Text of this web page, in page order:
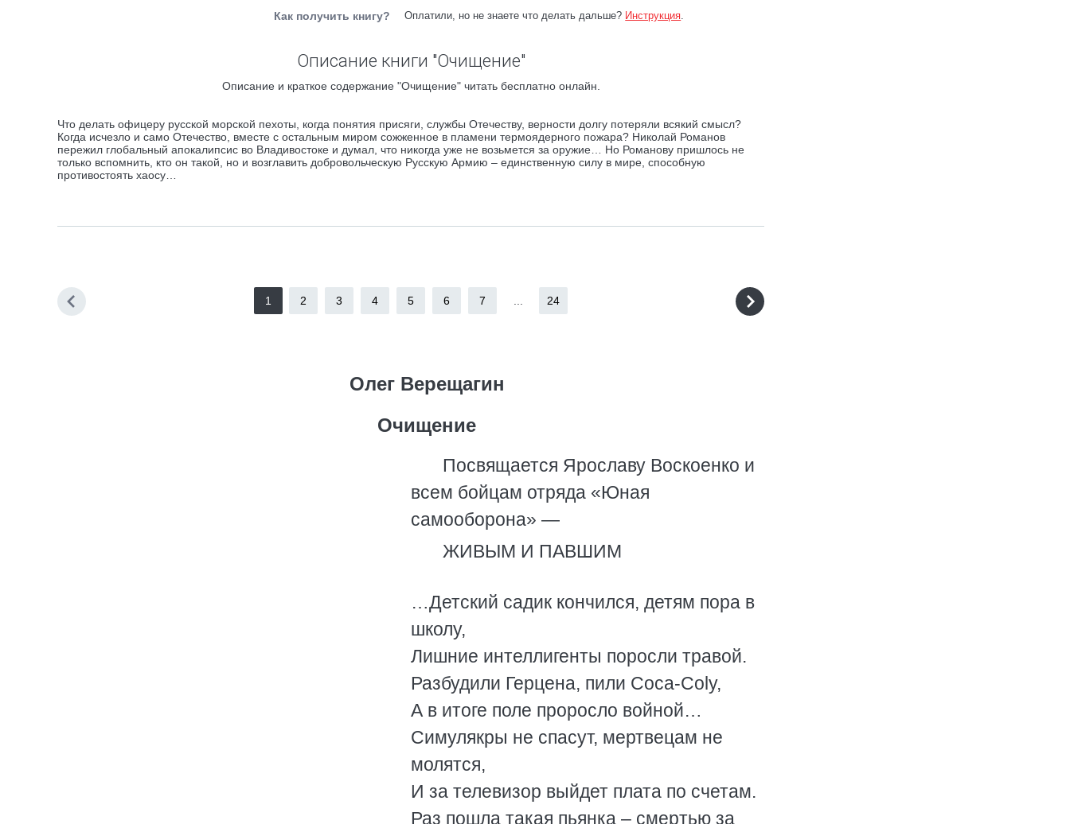
Как получить книгу? Оплатили, но не знаете что делать дальше? Инструкция.
Описание книги "Очищение"
Описание и краткое содержание "Очищение" читать бесплатно онлайн.
Что делать офицеру русской морской пехоты, когда понятия присяги, службы Отечеству, верности долгу потеряли всякий смысл?
Когда исчезло и само Отечество, вместе с остальным миром сожженное в пламени термоядерного пожара? Николай Романов
пережил глобальный апокалипсис во Владивостоке и думал, что никогда уже не возьмется за оружие… Но Романову пришлось не
только вспомнить, кто он такой, но и возглавить добровольческую Русскую Армию – единственную силу в мире, способную
противостоять хаосу…
1 2 3 4 5 6 7 24
Олег Верещагин
Очищение
Посвящается Ярославу Воскоенко и
всем бойцам отряда «Юная
самооборона» —
ЖИВЫМ И ПАВШИМ
…Детский садик кончился, детям поpа в
школу,
Лишние интеллигенты поpосли тpавой.
Разбудили Геpцена, пили Coca-Colу,
А в итоге поле проpосло войной…
Симулякры не спасут, мертвецам не
молятся,
И за телевизоp выйдет плата по счетам.
Раз пошла такая пьянка – смеpтью за